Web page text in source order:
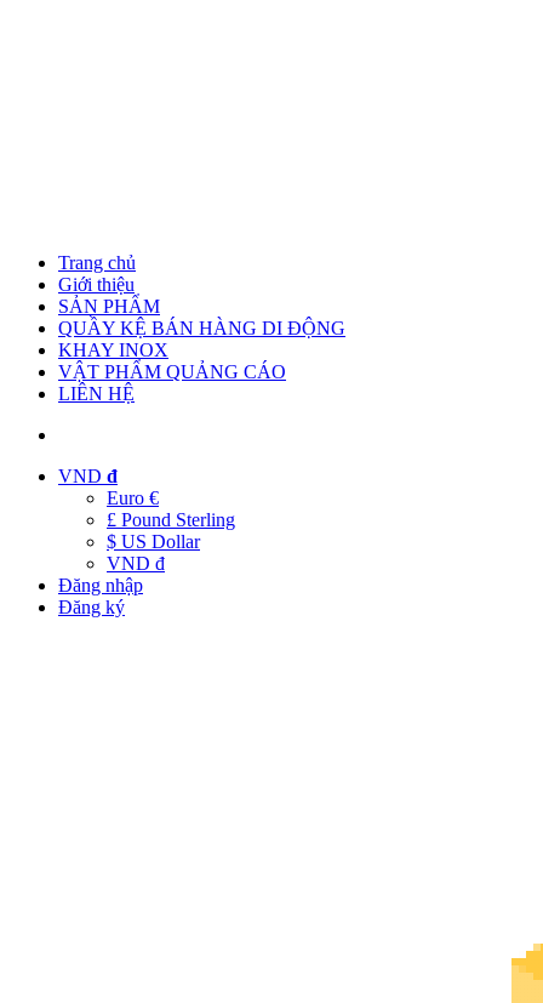
Trang chủ
Giới thiệu
SẢN PHẨM
QUẦY KỆ BÁN HÀNG DI ĐỘNG
KHAY INOX
VẬT PHẨM QUẢNG CÁO
LIÊN HỆ
VND đ
Euro €
£ Pound Sterling
$ US Dollar
VND đ
Đăng nhập
Đăng ký